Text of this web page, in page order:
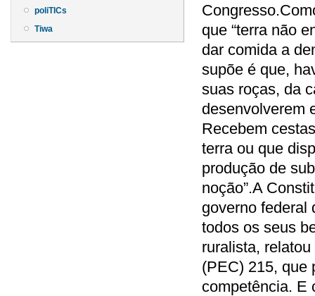
poliTICs
Tiwa
que “terra não
dar comida a
supõe é que,
suas roças, da
desenvolverem
Recebem
terra ou que
produção de
noção”.A
governo federal
todos os seus
ruralista,
(PEC) 215, que
competência. E